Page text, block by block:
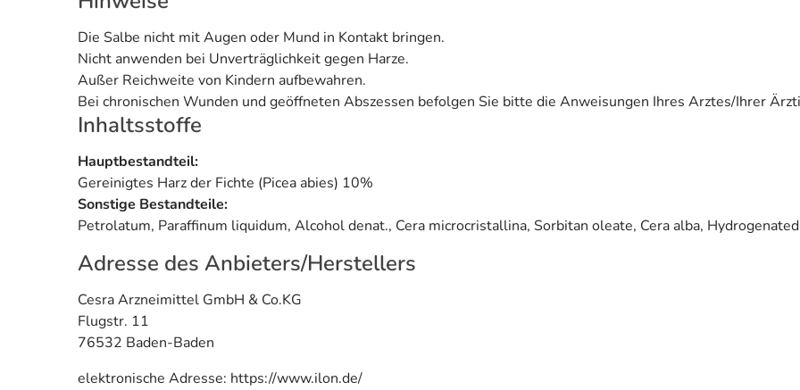
Die Salbe nicht mit Augen oder Mund in Kontakt bringen.
Nicht anwenden bei Unverträglichkeit gegen Harze.
Außer Reichweite von Kindern aufbewahren.
Bei chronischen Wunden und geöffneten Abszessen befolgen Sie bitte die Anweisungen Ihres Arztes/Ihrer
Inhaltsstoffe
Hauptbestandteil:
Gereinigtes Harz der Fichte (Picea abies) 10%
Sonstige Bestandteile:
Petrolatum, Paraffinum liquidum, Alcohol denat., Cera microcristallina, Sorbitan oleate, Cera alba,
Adresse des Anbieters/Herstellers
Cesra Arzneimittel GmbH & Co.KG
Flugstr. 11
76532 Baden-Baden
elektronische Adresse: https://www.ilon.de/